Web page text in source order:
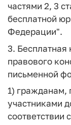
частями 2, 3
бесплатной
Федерации".
3.
правового
письменной
1) гражданам,
участниками
соответствии